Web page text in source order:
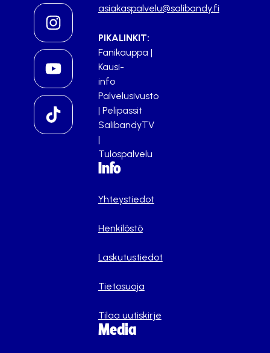
asiakaspalvelu@salibandy.fi
PIKALINKIT:
Fanikauppa |
Kausi-
info
Palvelusivusto
| Pelipassit
SalibandyTV
|
Tulospalvelu
Info
Yhteystiedot
Henkilöstö
Laskutustiedot
Tietosuoja
Tilaa uutiskirje
Media